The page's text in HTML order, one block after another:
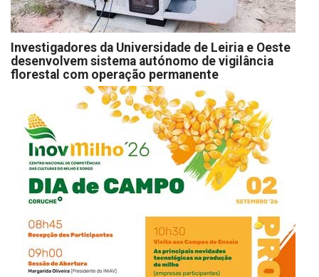
Investigadores da Universidade de Leiria e Oeste
desenvolvem sistema autónomo de vigilância
florestal com operação permanente